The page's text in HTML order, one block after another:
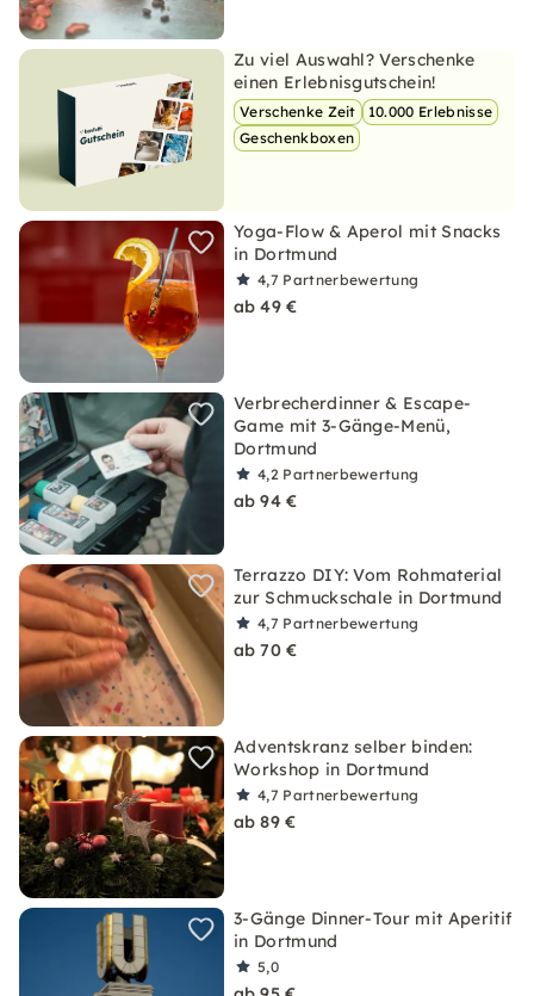
Zu viel Auswahl? Verschenke
einen Erlebnisgutschein!
Verschenke Zeit
10.000 Erlebnisse
Geschenkboxen
Yoga-Flow & Aperol mit Snacks
in Dortmund
4,7 Partnerbewertung
ab 49 €
Verbrecherdinner & Escape-
Game mit 3-Gänge-Menü,
Dortmund
4,2 Partnerbewertung
ab 94 €
Terrazzo DIY: Vom Rohmaterial
zur Schmuckschale in Dortmund
4,7 Partnerbewertung
ab 70 €
Adventskranz selber binden:
Workshop in Dortmund
4,7 Partnerbewertung
ab 89 €
3-Gänge Dinner-Tour mit Aperitif
in Dortmund
5,0